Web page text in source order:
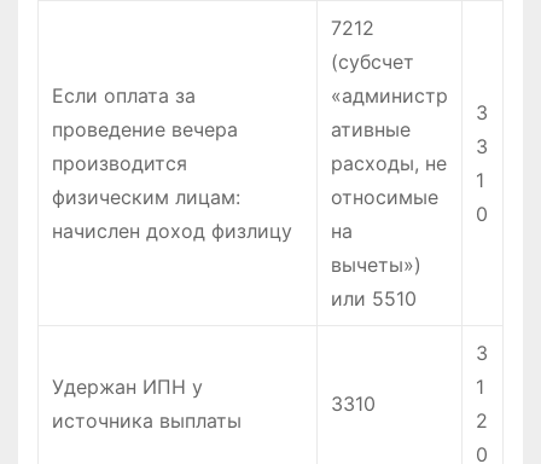
Если оплата за
проведение вечера
производится
физическим лицам:
начислен доход физлицу
7212
(субсчет
«администр
ативные
расходы, не
относимые
на
вычеты»)
или 5510
3
3
1
0
Удержан ИПН у
источника выплаты
3310
3
1
2
0